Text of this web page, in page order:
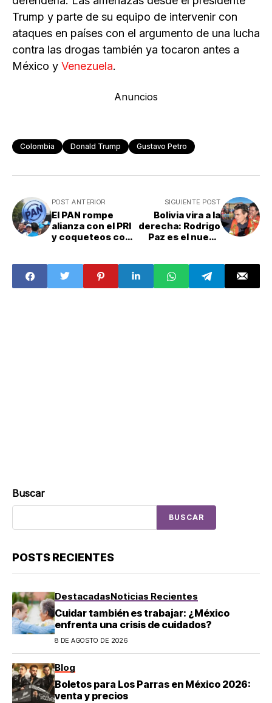
Trump y parte de su equipo de intervenir con
ataques en países con el argumento de una lucha
contra las drogas también ya tocaron antes a
México y Venezuela.
Anuncios
Colombia Donald Trump Gustavo Petro
POST ANTERIOR
El PAN rompe
alianza con el PRI
y coqueteos con
SIGUIENTE POST
Bolivia vira a la
derecha: Rodrigo
Paz es el nuevo
Buscar
BUSCAR
POSTS RECIENTES
DestacadasNoticias Recientes
Cuidar también es trabajar: ¿México
enfrenta una crisis de cuidados?
8 DE AGOSTO DE 2026
Blog
Boletos para Los Parras en México 2026:
venta y precios